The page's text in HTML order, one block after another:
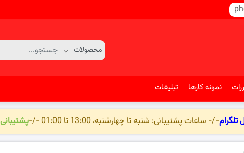
نمونه کارها تبلیغات
تلگرام-/- ساعات پشتیبانی: شنبه تا چهارشنبه، 13:00 تا 01:00 -/-